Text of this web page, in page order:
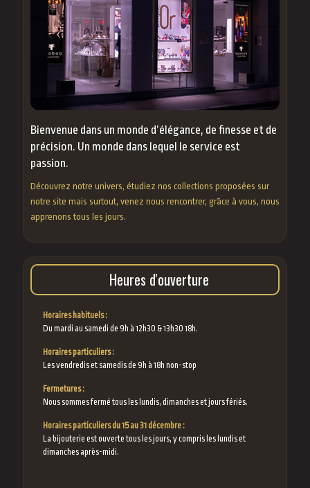
Bienvenue dans un monde d’élégance, de finesse et de
précision. Un monde dans lequel le service est
passion.
Découvrez notre univers, étudiez nos collections proposées sur
notre site mais surtout, venez nous rencontrer, grâce à vous, nous
apprenons tous les jours.
Heures d'ouverture
Horaires habituels :
Du mardi au samedi de 9h à 12h30 & 13h30 18h.
Horaires particuliers :
Les vendredis et samedis de 9h à 18h non-stop
Fermetures :
Nous sommes fermé tous les lundis, dimanches et jours fériés.
Horaires particuliers du 15 au 31 décembre :
La bijouterie est ouverte tous les jours, y compris les lundis et
dimanches après-midi.